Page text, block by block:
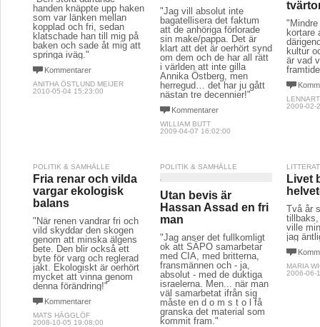
handen knäppte upp haken
som var länken mellan
kopplad och fri, sedan
klatschade han till mig på
baken och sade åt mig att
springa iväg."
Kommentarer
ANITHA ÖSTLUND MEIJER
2010-05-04 15:23:00
"Jag vill absolut inte
bagatellisera det faktum
att de anhöriga förlorade
sin make/pappa. Det är
klart att det är oerhört synd
om dem och de har all rätt
i världen att inte gilla
Annika Östberg, men
herregud… det har ju gått
nästan tre decennier!"
Kommentarer
WILLIAM BUTT
2009-04-07 16:02:00
kortare
kultur
är vad
2009-02-
POLITIK & SAMHÄLLE
Fria renar och vilda
vargar ekologisk
balans
"När renen vandrar fri och
vild skyddar den skogen
genom att minska älgens
bete. Den blir också ett
byte för varg och reglerad
jakt. Ekologiskt är oerhört
mycket att vinna genom
denna förändring!"
Kommentarer
MATS HÄGGLÖF
2008-10-05 19:08:00
POLITIK & SAMHÄLLE
Utan bevis är
Hassan Assad en fri
man
"Jag anser det fullkomligt
ok att SÄPO samarbetar
med CIA, med britterna,
fransmännen och - ja,
absolut - med de duktiga
israelerna. Men... när man
väl samarbetat ifrån sig
måste en d o m s t o l få
granska det material som
kommit fram."
Livet
Två år
ville
jag
MARIA
2006-06-